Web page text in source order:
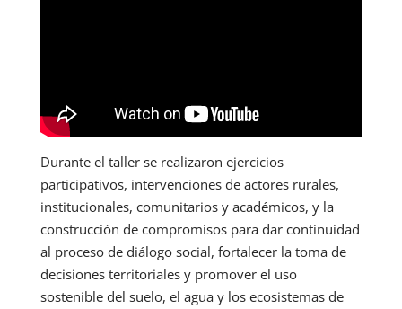
Durante el taller se realizaron ejercicios
participativos, intervenciones de actores rurales,
institucionales, comunitarios y académicos, y la
construcción de compromisos para dar continuidad
al proceso de diálogo social, fortalecer la toma de
decisiones territoriales y promover el uso
sostenible del suelo, el agua y los ecosistemas de